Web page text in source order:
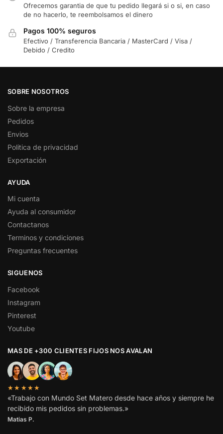
Ofrecemos garantia de que tu pedido llegará si o si, en caso
de no hacerlo, te reembolsamos el dinero
Pagos 100% seguros
Efectivo / Transferencia Bancaria / MasterCard / Visa /
Debido / Credito
SOBRE NOSOTROS
Sobre la empresa
Pedidos
Envios
Politica de privacidad
Exportación
AYUDA
Mi cuenta
Ayuda al consumidor
Contactanos
Terminos y condiciones
Preguntas frecuentes
SIGUENOS
Facebook
Instagram
Pinterest
Youtube
MAS DE +300 CLIENTES FIJOS NOS AVALAN
★★★★★
«Trabajo con Mundo Set Matero desde hace años y siempre he
recibido mis pedidos sin problemas.»
Matias P.